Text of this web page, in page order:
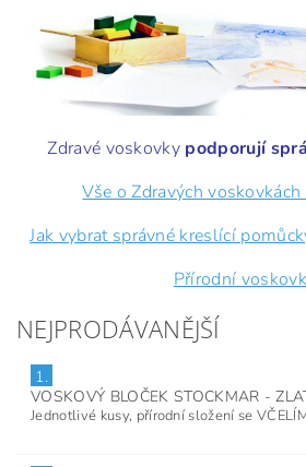
Zdravé voskovky podporují
Vše o Zdravých
Jak vybrat správné kreslící
Přírodní
NEJPRODÁVANĚJŠÍ
1.
VOSKOVÝ BLOČEK STOCKMAR -
Jednotlivé kusy, přírodní složení se